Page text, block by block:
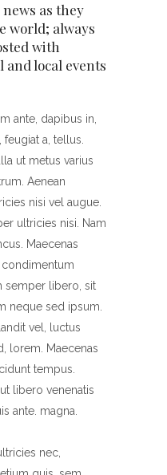
as they
world; always
with
local events
ante, dapibus in,
feugiat a, tellus.
ut metus varius
Aenean
nisi vel augue.
ultricies nisi. Nam
Maecenas
semper libero, sit
neque sed ipsum.
vel, luctus
lorem. Maecenas
tempus.
libero venenatis
ante. magna.
nec,